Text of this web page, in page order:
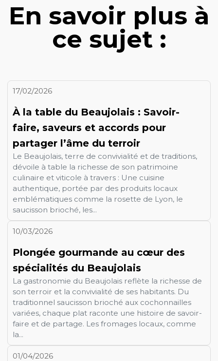
En savoir plus à
ce sujet :
17/02/2026
À la table du Beaujolais : Savoir-
faire, saveurs et accords pour
partager l’âme du terroir
Le Beaujolais, terre de convivialité et de traditions,
dévoile à table la richesse de son patrimoine
culinaire et viticole à travers : Une cuisine
authentique, portée par des produits locaux
emblématiques comme la rosette de Lyon, le
saucisson brioché, les...
10/03/2026
Plongée gourmande au cœur des
spécialités du Beaujolais
La gastronomie du Beaujolais reflète la richesse de
son terroir et la convivialité de ses habitants. Du
traditionnel saucisson brioché aux cochonnailles
variées, chaque plat raconte une histoire de savoir-
faire et de partage. Les fromages locaux, comme
la...
01/04/2026